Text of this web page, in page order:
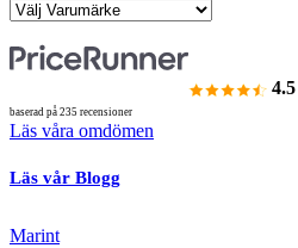
4.5
baserad på 235 recensioner
Läs våra omdömen
Läs vår Blogg
Marint